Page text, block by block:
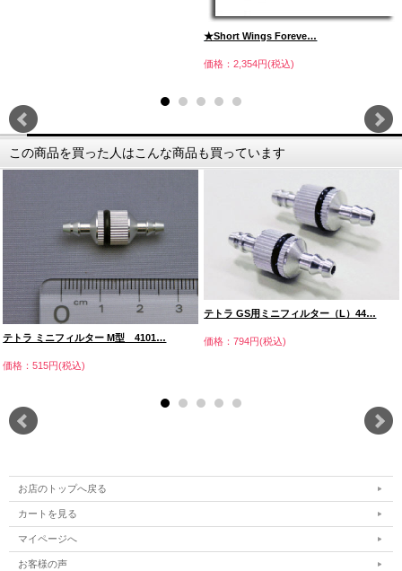
★Short Wings Foreve…
価格：2,354円(税込)
この商品を買った人はこんな商品も買っています
テトラ ミニフィルター M型 4101…
価格：515円(税込)
テトラ GS用ミニフィルター（L）44…
価格：794円(税込)
お店のトップへ戻る
カートを見る
マイページへ
お客様の声